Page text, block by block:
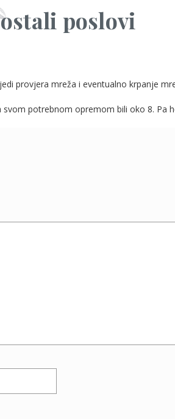
poslovi
provjera mreža i eventualno krpanje
potrebnom opremom bili oko 8. Pa